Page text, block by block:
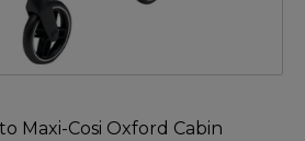
Maxi-Cosi Oxford Cabin